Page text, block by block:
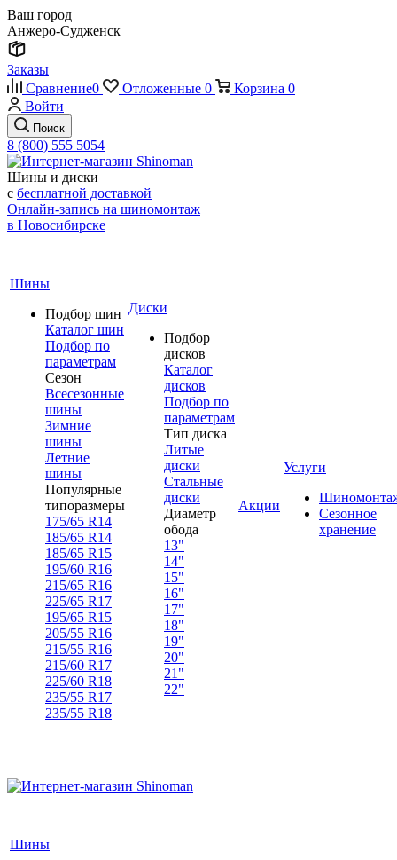
Ваш город
Анжеро-Судженск
Заказы
Сравнение0 Отложенные 0 Корзина 0
Войти
Поиск
8 (800) 555 5054
Шины и диски
с бесплатной доставкой
Онлайн-запись на шиномонтаж
в Новосибирске
Шины
Подбор шин
Каталог шин
Подбор по
параметрам
Сезон
Всесезонные
шины
Зимние
шины
Летние
шины
Популярные
типоразмеры
175/65 R14
185/65 R14
185/65 R15
195/60 R16
215/65 R16
225/65 R17
195/65 R15
205/55 R16
215/55 R16
215/60 R17
225/60 R18
235/55 R17
235/55 R18
Диски
Подбор
дисков
Каталог
дисков
Подбор по
параметрам
Тип диска
Литые
диски
Стальные
диски
Диаметр
обода
13"
14"
15"
16"
17"
18"
19"
20"
21"
22"
Акции
Услуги
Сезонное
хранение
Шины